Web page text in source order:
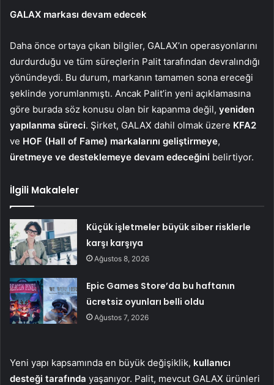
GALAX markası devam edecek
Daha önce ortaya çıkan bilgiler, GALAX’ın operasyonlarını
durdurduğu ve tüm süreçlerin Palit tarafından devralındığı
yönündeydi. Bu durum, markanın tamamen sona ereceği
şeklinde yorumlanmıştı. Ancak Palit’in yeni açıklamasına
göre burada söz konusu olan bir kapanma değil, yeniden
yapılanma süreci. Şirket, GALAX dahil olmak üzere KFA2
ve HOF (Hall of Fame) markalarını geliştirmeye,
üretmeye ve desteklemeye devam edeceğini belirtiyor.
İlgili Makaleler
Küçük işletmeler büyük siber risklerle
karşı karşıya
Ağustos 8, 2026
Epic Games Store’da bu haftanın
ücretsiz oyunları belli oldu
Ağustos 7, 2026
Yeni yapı kapsamında en büyük değişiklik, kullanıcı
desteği tarafında yaşanıyor. Palit, mevcut GALAX ürünleri